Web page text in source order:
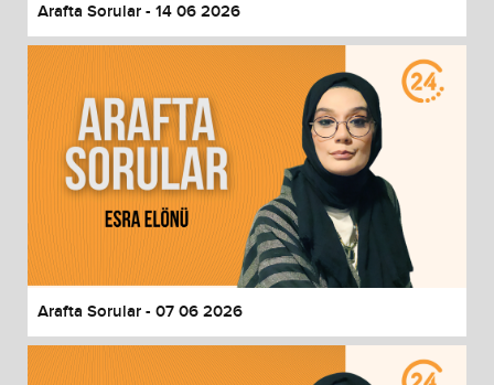
Arafta Sorular - 14 06 2026
Arafta Sorular - 07 06 2026